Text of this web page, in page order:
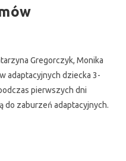
Gregorczyk, Monika
adaptacyjnych dziecka 3-
pierwszych dni
do zaburzeń adaptacyjnych.